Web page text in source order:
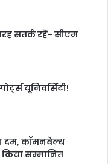
सतर्क रहें- सीएम
यूनिवर्सिटी!
दम, कॉमनवेल्थ
सम्मानित